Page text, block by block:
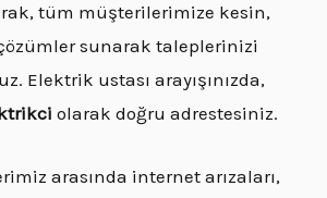
tüm müşterilerimize kesin,
sunarak taleplerinizi
Elektrik ustası arayışınızda,
olarak doğru adrestesiniz.
arasında internet arızaları,